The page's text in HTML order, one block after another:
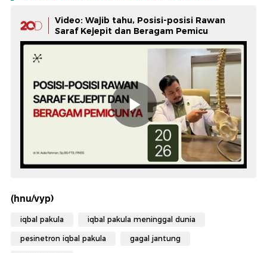
Video: Wajib tahu, Posisi-posisi Rawan
Saraf Kejepit dan Beragam Pemicu
(hnu/vyp)
iqbal pakula iqbal pakula meninggal dunia
pesinetron iqbal pakula gagal jantung